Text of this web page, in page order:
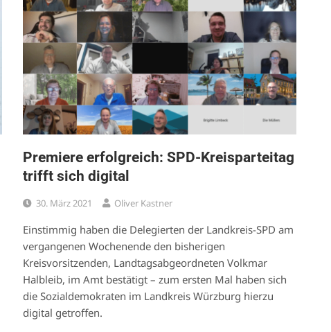
Premiere erfolgreich: SPD-Kreisparteitag
trifft sich digital
30. März 2021 Oliver Kastner
Einstimmig haben die Delegierten der Landkreis-SPD am
vergangenen Wochenende den bisherigen
Kreisvorsitzenden, Landtagsabgeordneten Volkmar
Halbleib, im Amt bestätigt – zum ersten Mal haben sich
die Sozialdemokraten im Landkreis Würzburg hierzu
digital getroffen.